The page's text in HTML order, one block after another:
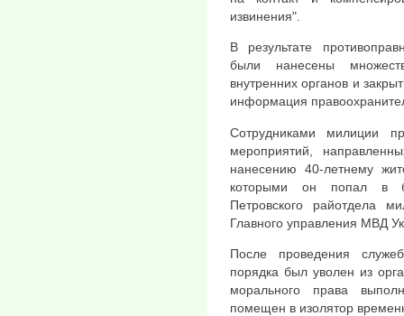
извинения".
В результате
были нанесены
внутренних органов и
информация
Сотрудниками милиции
мероприятий,
нанесению 40-летнему
которыми он попал в
Петровского райотдела
Главного управления МВД
После проведения
порядка был уволен из
морального права
помещен в изолятор